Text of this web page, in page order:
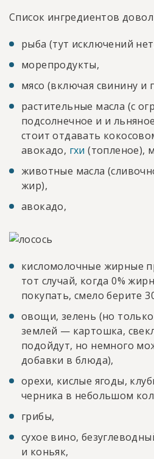
Список ингредиентов
рыба (тут исключений
морепродукты,
мясо (включая свинину и
растительные масла (с
подсолнечное и и
стоит отдавать
авокадо, гхи (топленое),
животные масла
жир),
авокадо,
кисломолочные жирные
тот случай, когда 0%
покупать, смело берите
овощи, зелень (но
землей — картошка,
подойдут, но немного
добавки в блюда),
орехи, кислые ягоды,
черника в небольшом
грибы,
сухое вино,
и коньяк,